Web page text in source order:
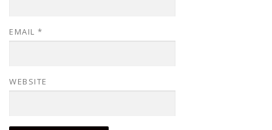
EMAIL *
WEBSITE